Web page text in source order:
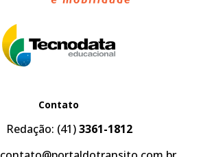
Contato
Redação: (41)3361-1812